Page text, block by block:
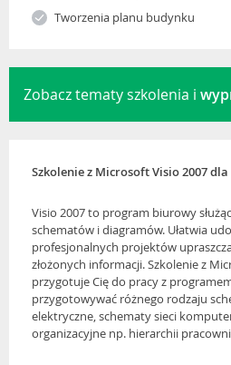
Tworzenia planu budynku
Zobacz tematy szkolenia i
Szkolenie z Microsoft Visio 2007 dla
Visio 2007 to program biurowy
schematów i diagramów. Ułatwia
profesjonalnych projektów
złożonych informacji. Szkolenie z
przygotuje Cię do pracy z
przygotowywać różnego rodzaju
elektryczne, schematy sieci
organizacyjne np. hierarchii